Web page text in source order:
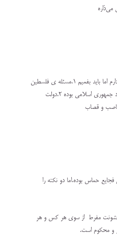
می‌ذاره
حرف هایی که نوشتید را غالبا قبول دارم اما باید بفمیم ۱.مسئله ی فلسطین
مسئله ای انسانی است و قبل از وجود جمهوری اسلامی بوده ۲.دولت
غاصب و قصاب
حماس بوده.اما دو نکته را
مفرط از سوی هر کس و هر
و محکوم است.